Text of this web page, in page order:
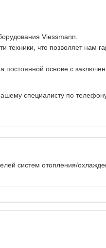
Viessmann.
что позволяет нам
постоянной основе с
специалисту по
систем отопления/